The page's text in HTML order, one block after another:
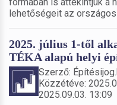
lehetőségeit az
2025. július 1-től
TÉKA alapú helyi
Szerző:
Közzétéve:
2025.09.03. 13:09